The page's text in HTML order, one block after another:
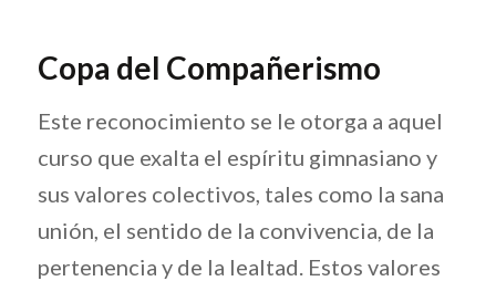
Copa del Compañerismo
Este reconocimiento se le otorga a aquel
curso que exalta el espíritu gimnasiano y
sus valores colectivos, tales como la sana
unión, el sentido de la convivencia, de la
pertenencia y de la lealtad. Estos valores